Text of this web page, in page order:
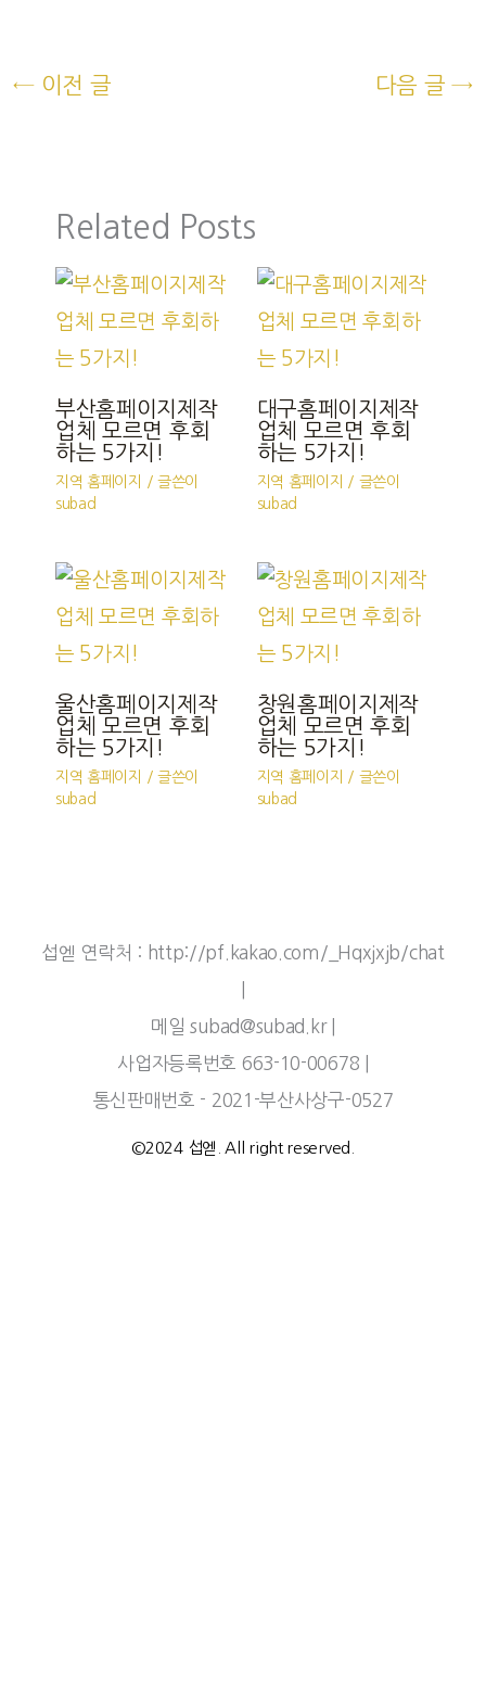
←이전 글 다음 글→
Related Posts
부산홈페이지제작
업체 모르면 후회
하는 5가지!
지역 홈페이지
/ 글쓴이
subad
대구홈페이지제작
업체 모르면 후회
하는 5가지!
지역 홈페이지 / 글쓴이
subad
울산홈페이지제작
업체 모르면 후회
하는 5가지!
지역 홈페이지
/ 글쓴이
subad
창원홈페이지제작
업체 모르면 후회
하는 5가지!
지역 홈페이지 / 글쓴이
subad
섭엗 연락처 : http://pf.kakao.com/_Hqxjxjb/chat
메일 subad@subad.kr |
사업자등록번호 663-10-00678 |
통신판매번호 - 2021-부산사상구-0527
©2024 섭엗. All right reserved.